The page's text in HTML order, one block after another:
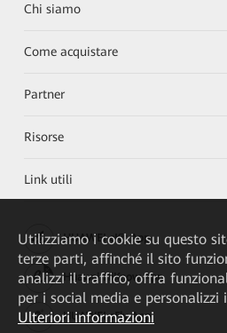
Chi siamo
Come acquistare
Partner
Risorse
Link utili
HUAWEI eKit App
Huawei HiKnow App
HUAWEI eFly App
Utilizziamo i cookie su questo
terze parti, affinché il sito
analizzi il traffico, offra
per i social media e
Ulteriori informazioni